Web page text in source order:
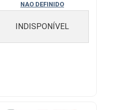
NAO DEFINIDO
INDISPONÍVEL